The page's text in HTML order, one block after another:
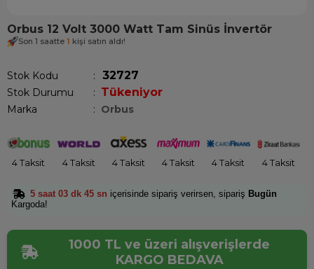
Orbus 12 Volt 3000 Watt Tam Sinüs İnvertör
Son 1 saatte 1 kişi satın aldı!
Stok Kodu 32727
Stok Durumu : Tükeniyor
Marka : Orbus
4 Taksit 4 Taksit 4 Taksit 4 Taksit 4 Taksit 4 Taksit
5 saat 03 dk 45 sn içerisinde sipariş verirsen, sipariş Bugün
Kargoda!
1000 TL ve üzeri alışverişlerde
KARGO BEDAVA